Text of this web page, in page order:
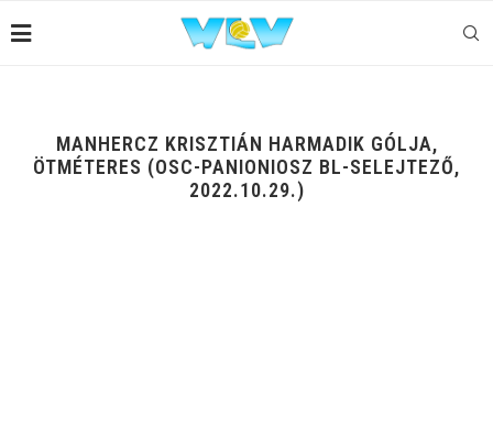
MANHERCZ KRISZTIÁN HARMADIK GÓLJA,
ÖTMÉTERES (OSC-PANIONIOSZ BL-SELEJTEZŐ,
2022.10.29.)